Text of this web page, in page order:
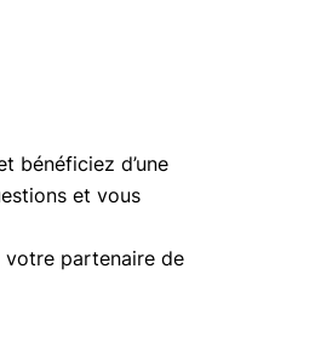
bénéficiez d’une
et vous
votre partenaire de